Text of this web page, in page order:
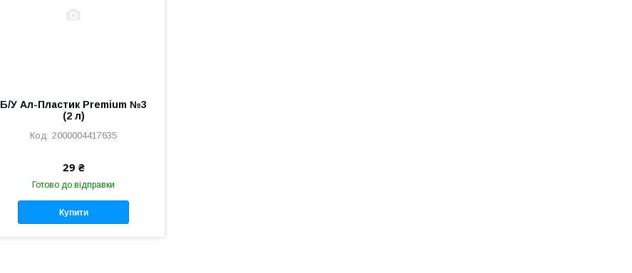
Б/У Ал-Пластик Premium №3
(2 л)
2000004417635
29 ₴
Готово до відправки
Купити